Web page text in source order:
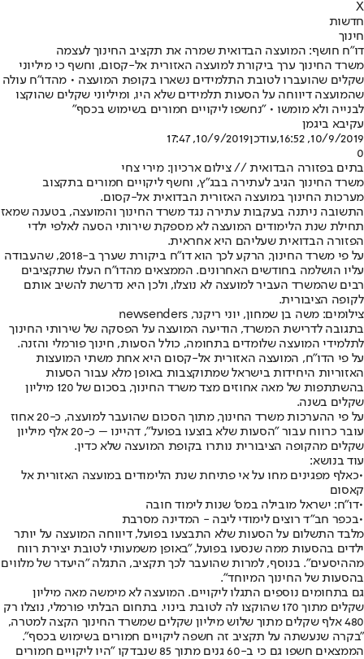
X
חדשות
חינוך
דו"ח חושף: המועצה הבדואית שמרה את תקציב החינוך לעצמה
משרד החינוך ערך ביקורת למועצה האזורית אל-קסום, וחשף כי מיליוני
שקלים שהועברו לטובת התלמידים נשארו בקופת המועצה • מהדו"ח עולה
שהמועצה דיווחה על הסעות תלמידים שלא היו, ומיליוני שקלים שהוקצו
לבנייה ולא מומשו • "נחשפו ליקויים חמורים בשימוש בכסף"
עקיבא ביגמן
10/9/2019, 16:52
,עודכן10/9/2019, 17:47
0
בתים בפזורה הבדואית // צילום ארכיון: מירי צחי
משרד החינוך הגיב לעתירה בבג"ץ, וחשף ליקויים חמורים בתקצוב
מערכות החינוך במועצה האזורית הבדואית אל-קסום.
התשובה ניתנה בעקבות עתירה נגד משרד החינוך והמועצה, בטענה שמאז
תחילת שנת הלימודים המועצה לא מספקת שירותי הסעה לאלפי ילדי
הפזורה הבדואית שעליהם היא אחראית.
על פי משרד החינוך, הרקע לכך הוא דו"ח ביקורת שערך ב-2018, שהעבודה
עליו הושלמה בחודשים האחרונים. הממצאים מהדו"ח העלו שתקציבים
רבים שהמשרד העביר למועצה לא נוצלו, ולכן היא נדרשת להשיב אותם
לקופה הציבורית.
צילומים: משה בן שמחון, יוני ריקנר, newsenders
בתגובה לדרישת המשרד, הודיעה המועצה על הפסקה של שירותי החינוך
לתלמידי המועצה שלומדים בתחומה, כולל הסעות, חינוך פורמלי והזנה.
על פי הדו"ח, המועצה האזורית אל-קסום היא אחת משתי המועצות
האזוריות היחידות בישראל שמתוקצבות באופן מלא עבור הסעות
בהשתתפות של מאה אחוזים מצד משרד החינוך, בסכום של 120 מיליון
שקלים בשנה.
על פי ההערכות משרד החינוך, מתוך הסכום שהועבר למועצה, כ-20 אחוז
עובר כרווח עבור "הסעות שלא בוצעו בפועל", דהיינו – כ-20 אלף מיליון
שקלים מהקופה הציבורית נותרו בקופת המועצה שלא כדין.
עוד בנושא:
•כאלף מפגינים מחו על אי פתיחת שנת הלימודים במועצה האזורית אל
קאסום
•דו"ח: ישראל מובילה במס' שנות לימוד חובה
•בכפר חב"ד רוצים לימודי ליבה - המדינה מסרבת
מלבד התשלום על הסעות שלא התבצעו בפועל, דיווחה המועצה על יותר
ילדים בהסעות ממה שנסעו בפועל, "באופן משמעותי לטובת יצירת רווח
מההיסעים". בנוסף, למרות שהועבר לכך תקציב, התגלה "היעדר של מלווים
בהסעות של החינוך המיוחד".
גם בתחומים נוספים התגלו ליקויים. המועצה לא מימשה מאה מיליון
שקלים מתוך 170 שהוקצו לה לטובת בינוי. בתחום הבלתי פורמלי, נוצלו רק
480 אלף שקלים מתוך שלוש מיליון שקלים שמשרד החינוך הקצה למטרה,
"בקרה שנעשתה על תקציב זה חשפה ליקויים חמורים בשימוש בכסף".
הממצאים חשפו גם כי ב-60 גנים מתוך 85 שנבדקו "היו ליקויים חמורים